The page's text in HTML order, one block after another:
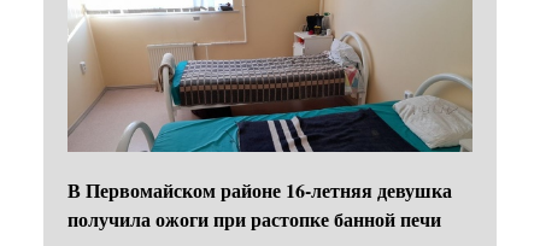
В Первомайском районе 16‑летняя девушка
получила ожоги при растопке банной печи